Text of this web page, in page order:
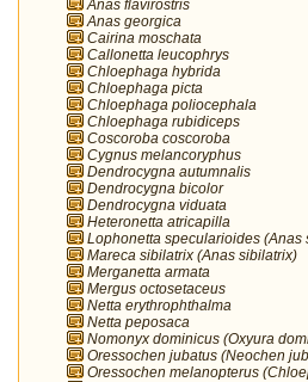
Anas flavirostris
Anas georgica
Cairina moschata
Callonetta leucophrys
Chloephaga hybrida
Chloephaga picta
Chloephaga poliocephala
Chloephaga rubidiceps
Coscoroba coscoroba
Cygnus melancoryphus
Dendrocygna autumnalis
Dendrocygna bicolor
Dendrocygna viduata
Heteronetta atricapilla
Lophonetta specularioides (Anas
Mareca sibilatrix (Anas sibilatrix)
Merganetta armata
Mergus octosetaceus
Netta erythrophthalma
Netta peposaca
Nomonyx dominicus (Oxyura
Oressochen jubatus (Neochen
Oressochen melanopterus